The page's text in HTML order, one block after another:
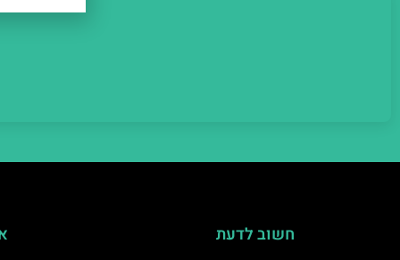
חשוב לדעת